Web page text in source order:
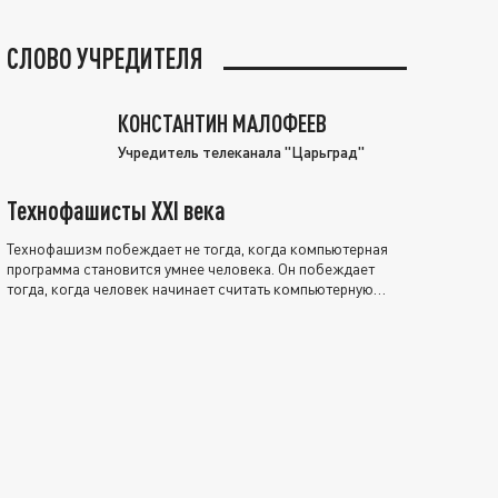
СЛОВО УЧРЕДИТЕЛЯ
КОНСТАНТИН МАЛОФЕЕВ
Учредитель телеканала "Царьград"
Технофашисты XXI века
Технофашизм побеждает не тогда, когда компьютерная
программа становится умнее человека. Он побеждает
тогда, когда человек начинает считать компьютерную